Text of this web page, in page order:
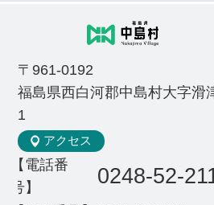
〒961-0192
福島県西白河郡中島村大字滑
1
アクセス
【電話番
号】
0248-52-